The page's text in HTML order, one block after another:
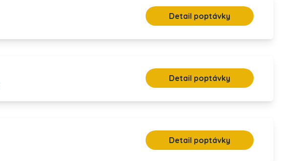
Detail poptávky
Detail poptávky
Detail poptávky